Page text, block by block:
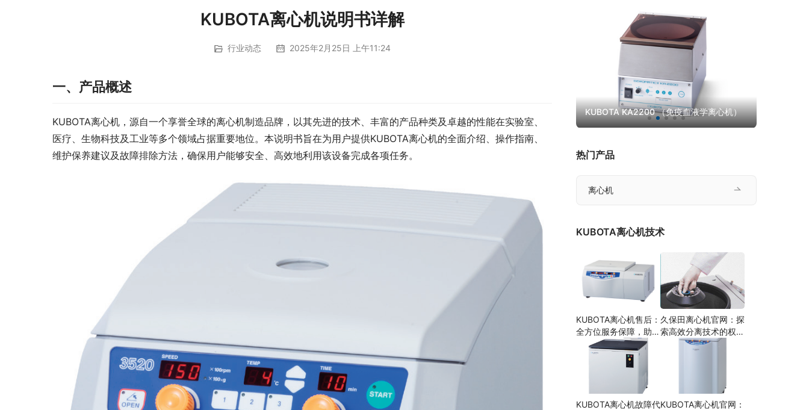
KUBOTA离心机说明书详解
行业动态 2025年2月25日 上午11:24
一、产品概述
KUBOTA离心机，源自一个享誉全球的离心机制造品牌，以其先进的技术、丰富的产品种类及卓越的性能在实验室、
医疗、生物科技及工业等多个领域占据重要地位。本说明书旨在为用户提供KUBOTA离心机的全面介绍、操作指南、
维护保养建议及故障排除方法，确保用户能够安全、高效地利用该设备完成各项任务。
KUBOTA 6200
热门产品
离心机
KUBOTA离心机技术
KUBOTA离心机售后：
全方位服务保障，助力
科研与工业高效分离
久保田离心机官网：探
索高效分离技术的权威
KUBOTA离心机故障代KUBOTA离心机官网：